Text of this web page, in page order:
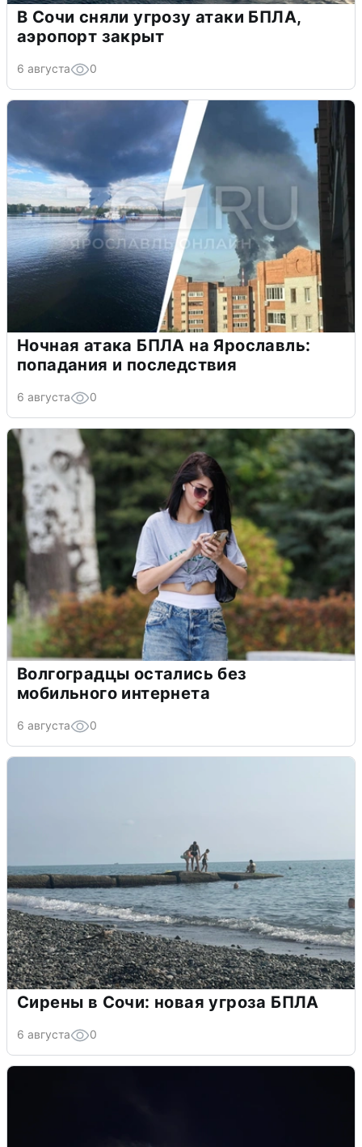
В Сочи сняли угрозу атаки БПЛА,
аэропорт закрыт
6 августа 0
Ночная атака БПЛА на Ярославль:
попадания и последствия
6 августа 0
Волгоградцы остались без
мобильного интернета
6 августа 0
Сирены в Сочи: новая угроза БПЛА
6 августа 0